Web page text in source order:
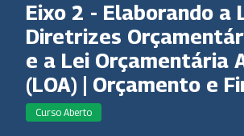
Eixo 2 - Elaborando a
Diretrizes
e a Lei Orçamentária
(LOA) | Orçamento e
Curso Aberto